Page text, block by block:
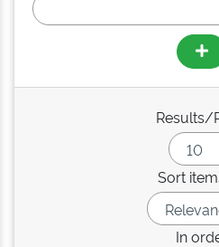
Results/
Sort
In